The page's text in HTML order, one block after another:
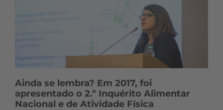
Ainda se lembra? Em 2017, foi
apresentado o 2.º Inquérito Alimentar
Nacional e de Atividade Física